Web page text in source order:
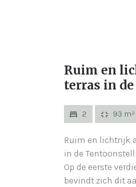
Ruim en
terras in
2 93 m²
Ruim en lichtrijk
in de
Op de eerste
bevindt zich dit